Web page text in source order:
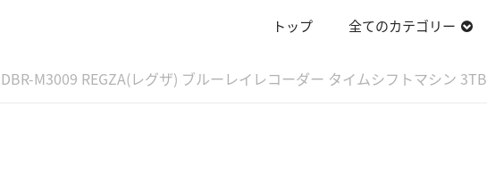
トップ 全てのカテゴリー
DBR-M3009 REGZA(レグザ) ブルーレイレコーダー タイムシフトマシン 3TB